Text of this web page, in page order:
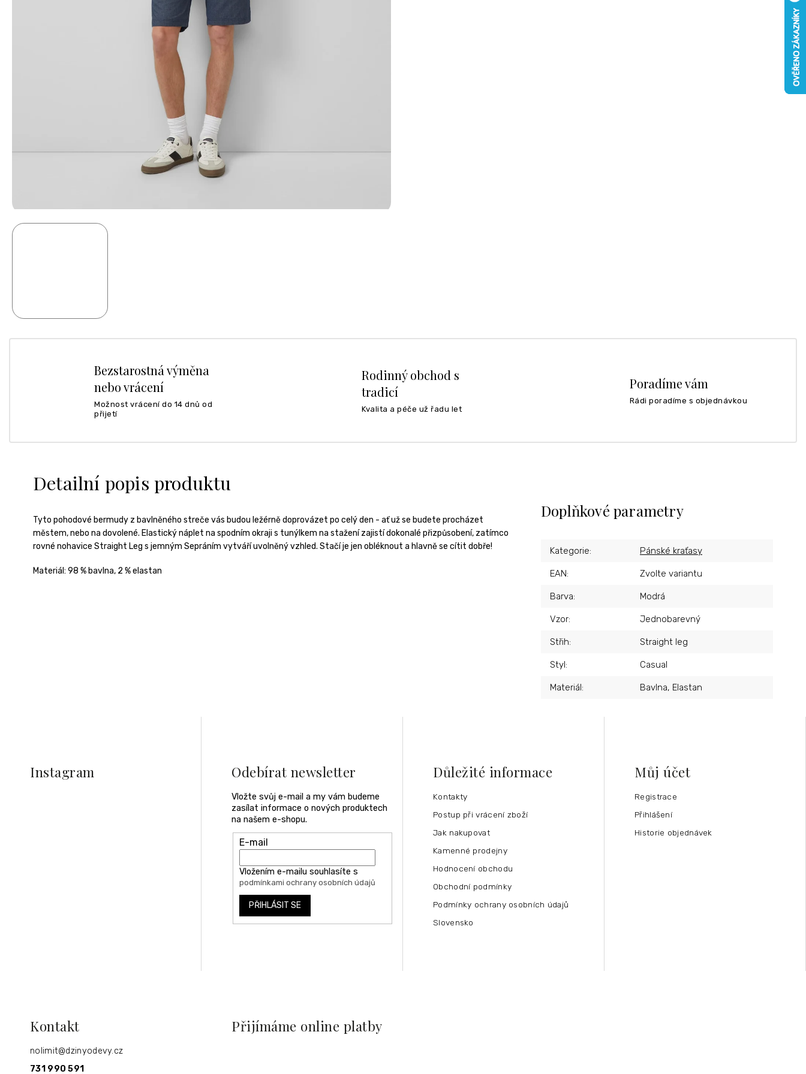
Bezstarostná výměna
nebo vrácení
Možnost vrácení do 14 dnů od
přijetí
Rodinný obchod s
tradicí
Kvalita a péče už řadu let
Poradíme vám
Rádi poradíme s objednávkou
Detailní popis produktu
Tyto pohodové bermudy z bavlněného streče vás budou ležérně doprovázet po celý den - ať už se budete procházet
městem, nebo na dovolené. Elastický náplet na spodním okraji s tunýlkem na stažení zajistí dokonalé přizpůsobení, zatímco
rovné nohavice Straight Leg s jemným Sepráním vytváří uvolněný vzhled. Stačí je jen obléknout a hlavně se cítit dobře!
Materiál: 98 % bavlna, 2 % elastan
Doplňkové parametry
Kategorie: Pánské kraťasy
EAN: Zvolte variantu
Barva: Modrá
Vzor: Jednobarevný
Střih: Straight leg
Styl: Casual
Materiál: Bavlna, Elastan
Instagram Odebírat newsletter
Vložte svůj e-mail a my vám budeme
zasílat informace o nových produktech
na našem e-shopu.
E-mail
Vložením e-mailu souhlasíte s
podmínkami ochrany osobních údajů
PŘIHLÁSIT SE
Důležité informace
Kontakty
Postup při vrácení zboží
Jak nakupovat
Kamenné prodejny
Hodnocení obchodu
Obchodní podmínky
Podmínky ochrany osobních údajů
Slovensko
Můj účet
Registrace
Přihlášení
Historie objednávek
Kontakt
nolimit@dzinyodevy.cz
731 990 591
Přijímáme online platby